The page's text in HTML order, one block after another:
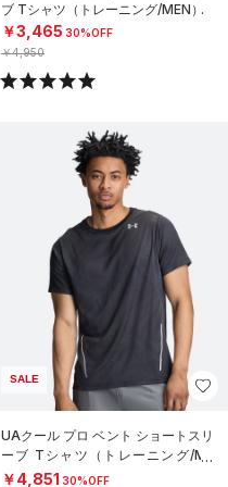
ブ Tシャツ（トレーニング/MEN）
￥3,465 30%OFF
￥4,950
SALE
UAクール プロ ベント ショートスリ
ーブ Tシャツ（トレーニング/ME
N）
￥4,851 30%OFF